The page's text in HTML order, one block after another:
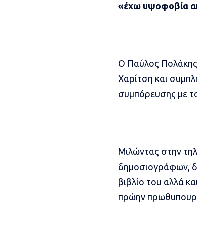
«έχω υψοφοβία
Ο Παύλος Πολάκης
Χαρίτση και
συμπόρευσης με
Μιλώντας στην
δημοσιογράφων,
βιβλίο του αλλά
πρώην